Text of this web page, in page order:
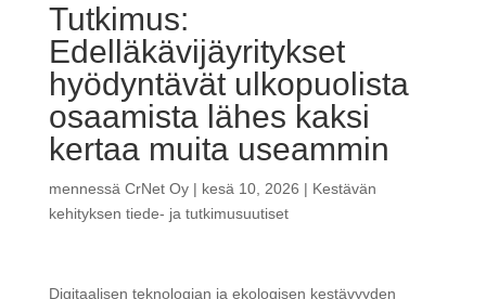
Tutkimus:
Edelläkävijäyritykset
hyödyntävät ulkopuolista
osaamista lähes kaksi
kertaa muita useammin
mennessä CrNet Oy| kesä 10, 2026 | Kestävän
kehityksen tiede- ja tutkimusuutiset
Digitaalisen teknologian ja ekologisen kestävyyden